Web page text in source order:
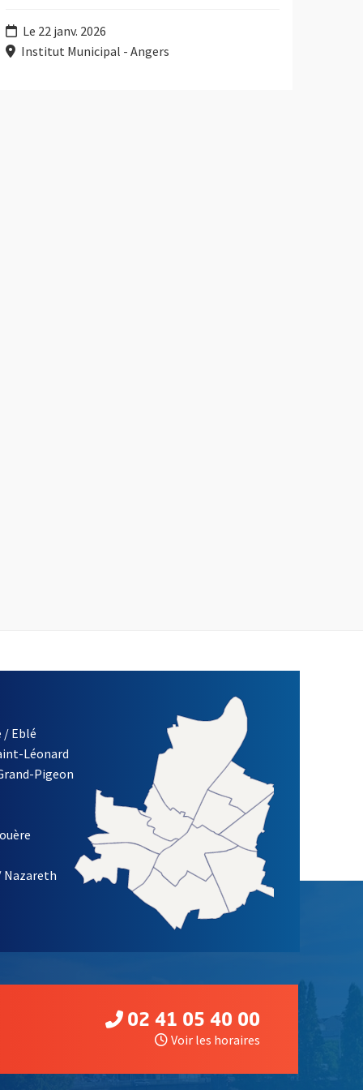
Le 22 janv. 2026
Institut Municipal - Angers
D'INFORMATION DE LA VILLE D'ANGERS
/ Eblé
Léonard
Pigeon
Nazareth
02 41 05 40 00
Voir les horaires